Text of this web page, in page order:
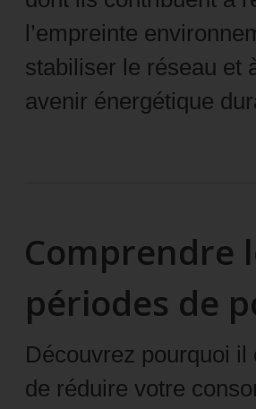
l’empreinte
stabiliser le réseau et
avenir énergétique
Comprendre
périodes de
Découvrez pourquoi il
de réduire votre